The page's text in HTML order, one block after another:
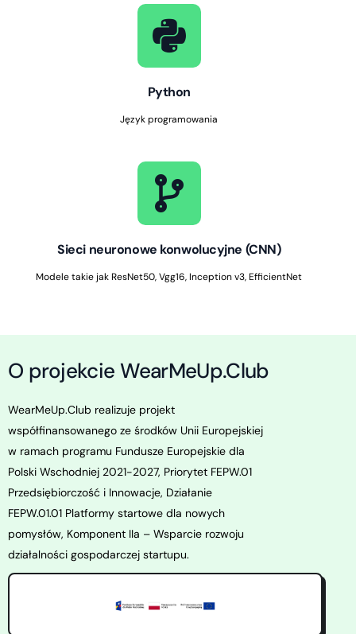
Python
Język programowania
Sieci neuronowe konwolucyjne (CNN)
Modele takie jak ResNet50, Vgg16, Inception v3, EfficientNet
O projekcie WearMeUp.Club
WearMeUp.Club realizuje projekt
współfinansowanego ze środków Unii Europejskiej
w ramach programu Fundusze Europejskie dla
Polski Wschodniej 2021-2027, Priorytet FEPW.01
Przedsiębiorczość i Innowacje, Działanie
FEPW.01.01 Platformy startowe dla nowych
pomysłów, Komponent IIa – Wsparcie rozwoju
działalności gospodarczej startupu.